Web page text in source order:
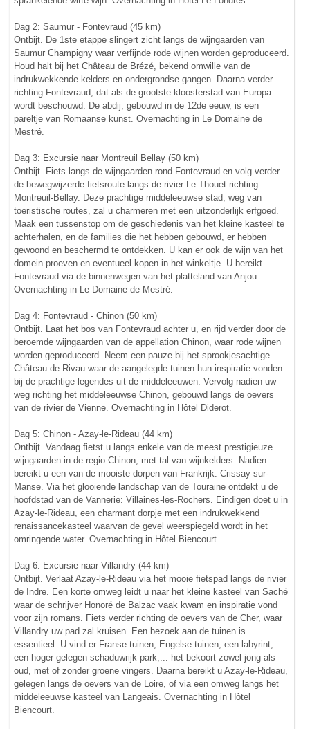
Dag 2: Saumur - Fontevraud (45 km)
Ontbijt. De 1ste etappe slingert zicht langs de wijngaarden van
Saumur Champigny waar verfijnde rode wijnen worden geproduceerd.
Houd halt bij het Château de Brézé, bekend omwille van de
indrukwekkende kelders en ondergrondse gangen. Daarna verder
richting Fontevraud, dat als de grootste kloosterstad van Europa
wordt beschouwd. De abdij, gebouwd in de 12de eeuw, is een
pareltje van Romaanse kunst. Overnachting in Le Domaine de
Mestré.
Dag 3: Excursie naar Montreuil Bellay (50 km)
Ontbijt. Fiets langs de wijngaarden rond Fontevraud en volg verder
de bewegwijzerde fietsroute langs de rivier Le Thouet richting
Montreuil-Bellay. Deze prachtige middeleeuwse stad, weg van
toeristische routes, zal u charmeren met een uitzonderlijk erfgoed.
Maak een tussenstop om de geschiedenis van het kleine kasteel te
achterhalen, en de families die het hebben gebouwd, er hebben
gewoond en beschermd te ontdekken. U kan er ook de wijn van het
domein proeven en eventueel kopen in het winkeltje. U bereikt
Fontevraud via de binnenwegen van het platteland van Anjou.
Overnachting in Le Domaine de Mestré.
Dag 4: Fontevraud - Chinon (50 km)
Ontbijt. Laat het bos van Fontevraud achter u, en rijd verder door de
beroemde wijngaarden van de appellation Chinon, waar rode wijnen
worden geproduceerd. Neem een pauze bij het sprookjesachtige
Château de Rivau waar de aangelegde tuinen hun inspiratie vonden
bij de prachtige legendes uit de middeleeuwen. Vervolg nadien uw
weg richting het middeleeuwse Chinon, gebouwd langs de oevers
van de rivier de Vienne. Overnachting in Hôtel Diderot.
Dag 5: Chinon - Azay-le-Rideau (44 km)
Ontbijt. Vandaag fietst u langs enkele van de meest prestigieuze
wijngaarden in de regio Chinon, met tal van wijnkelders. Nadien
bereikt u een van de mooiste dorpen van Frankrijk: Crissay-sur-
Manse. Via het glooiende landschap van de Touraine ontdekt u de
hoofdstad van de Vannerie: Villaines-les-Rochers. Eindigen doet u in
Azay-le-Rideau, een charmant dorpje met een indrukwekkend
renaissancekasteel waarvan de gevel weerspiegeld wordt in het
omringende water. Overnachting in Hôtel Biencourt.
Dag 6: Excursie naar Villandry (44 km)
Ontbijt. Verlaat Azay-le-Rideau via het mooie fietspad langs de rivier
de Indre. Een korte omweg leidt u naar het kleine kasteel van Saché
waar de schrijver Honoré de Balzac vaak kwam en inspiratie vond
voor zijn romans. Fiets verder richting de oevers van de Cher, waar
Villandry uw pad zal kruisen. Een bezoek aan de tuinen is
essentieel. U vind er Franse tuinen, Engelse tuinen, een labyrint,
een hoger gelegen schaduwrijk park,... het bekoort zowel jong als
oud, met of zonder groene vingers. Daarna bereikt u Azay-le-Rideau,
gelegen langs de oevers van de Loire, of via een omweg langs het
middeleeuwse kasteel van Langeais. Overnachting in Hôtel
Biencourt.